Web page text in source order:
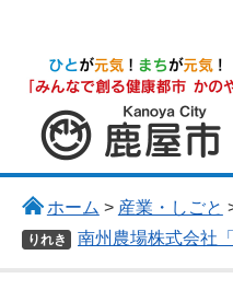
鹿屋市
ホーム > 産業・しごと
りれき 南州農場株式会社